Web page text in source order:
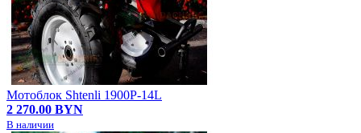
Мотоблок Shtenli 1900P-14L
2 270.00 BYN
В наличии